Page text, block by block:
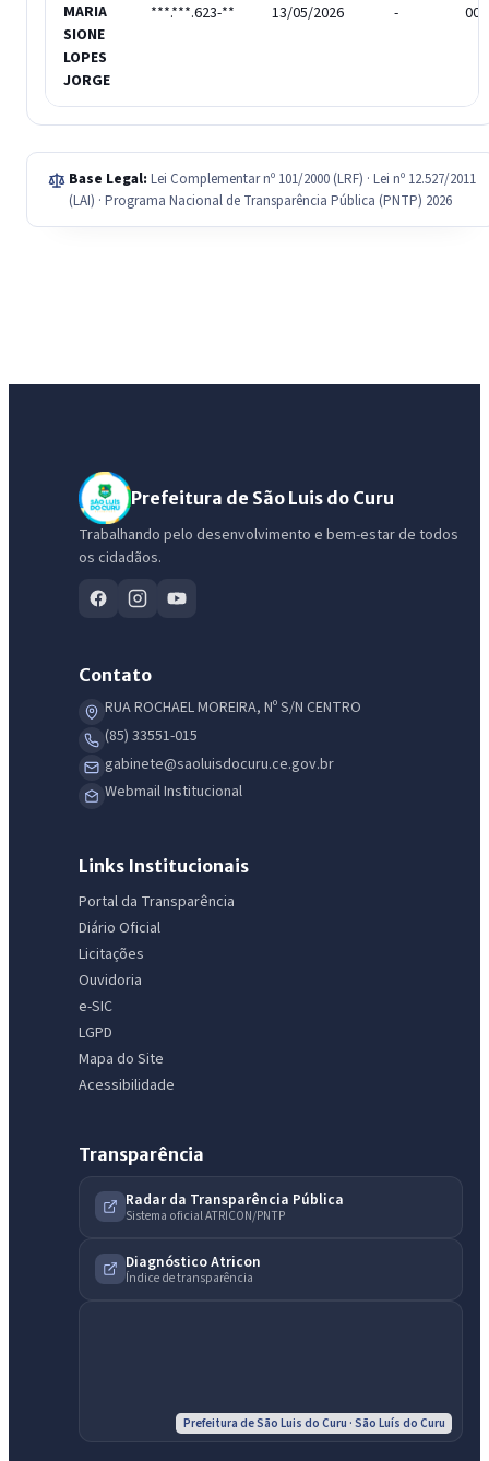
MARIA
SIONE
LOPES
JORGE
***.***.623-** 13/05/2026 -
Base Legal: Lei Complementar nº 101/2000 (LRF) · Lei nº 12.527/2011
(LAI) · Programa Nacional de Transparência Pública (PNTP) 2026
Prefeitura de São Luis do Curu
Trabalhando pelo desenvolvimento e bem-estar de todos
os cidadãos.
Contato
RUA ROCHAEL MOREIRA, Nº S/N CENTRO
(85) 33551-015
gabinete@saoluisdocuru.ce.gov.br
Webmail Institucional
Links Institucionais
Portal da Transparência
Diário Oficial
Licitações
Ouvidoria
e-SIC
LGPD
Mapa do Site
Acessibilidade
Transparência
Radar da Transparência Pública
Sistema oficial ATRICON/PNTP
Diagnóstico Atricon
Índice de transparência
Prefeitura de São Luis do Curu · São Luís do Curu